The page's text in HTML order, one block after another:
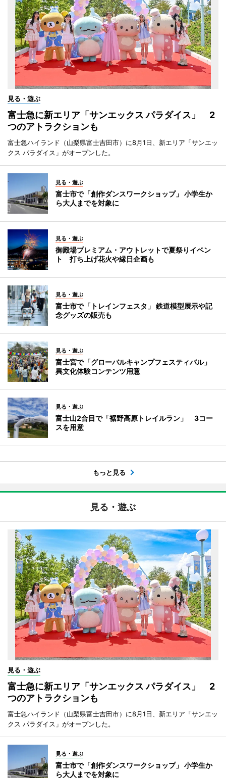
見る・遊ぶ
富士急に新エリア「サンエックス パラダイス」 2
つのアトラクションも
富士急ハイランド（山梨県富士吉田市）に8月1日、新エリア「サンエッ
クス パラダイス」がオープンした。
見る・遊ぶ
富士市で「創作ダンスワークショップ」 小学生か
ら大人までを対象に
見る・遊ぶ
御殿場プレミアム・アウトレットで夏祭りイベン
ト 打ち上げ花火や縁日企画も
見る・遊ぶ
富士市で「トレインフェスタ」 鉄道模型展示や記
念グッズの販売も
見る・遊ぶ
富士宮で「グローバルキャンプフェスティバル」
異文化体験コンテンツ用意
見る・遊ぶ
富士山2合目で「裾野高原トレイルラン」 3コー
スを用意
もっと見る
見る・遊ぶ
見る・遊ぶ
富士急に新エリア「サンエックス パラダイス」 2
つのアトラクションも
富士急ハイランド（山梨県富士吉田市）に8月1日、新エリア「サンエッ
クス パラダイス」がオープンした。
見る・遊ぶ
富士市で「創作ダンスワークショップ」 小学生か
ら大人までを対象に